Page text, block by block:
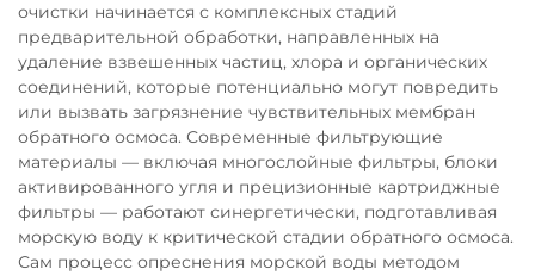
очистки начинается с комплексных стадий
предварительной обработки, направленных на
удаление взвешенных частиц, хлора и органических
соединений, которые потенциально могут повредить
или вызвать загрязнение чувствительных мембран
обратного осмоса. Современные фильтрующие
материалы — включая многослойные фильтры, блоки
активированного угля и прецизионные картриджные
фильтры — работают синергетически, подготавливая
морскую воду к критической стадии обратного осмоса.
Сам процесс опреснения морской воды методом